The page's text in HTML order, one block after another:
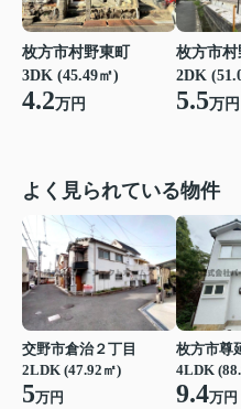
枚方市村野東町
3DK (45.49㎡)
4.2万円
枚方市村
2DK
5.5万円
よく見られている物件
交野市倉治２丁目
2LDK (47.92㎡)
5万円
枚方市尊
4LDK
9.4万円